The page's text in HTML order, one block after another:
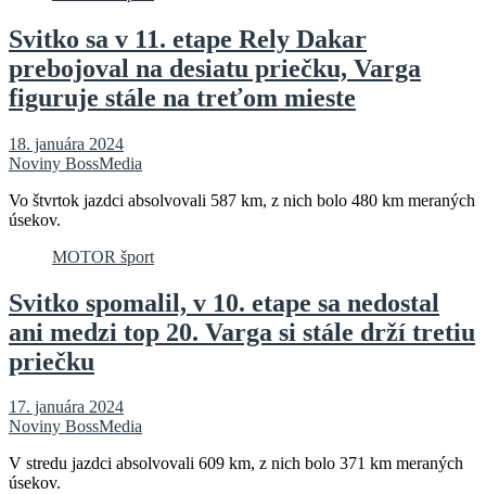
Svitko sa v 11. etape Rely Dakar
prebojoval na desiatu priečku, Varga
figuruje stále na treťom mieste
18. januára 2024
Noviny BossMedia
Vo štvrtok jazdci absolvovali 587 km, z nich bolo 480 km meraných
úsekov.
MOTOR šport
Svitko spomalil, v 10. etape sa nedostal
ani medzi top 20. Varga si stále drží tretiu
priečku
17. januára 2024
Noviny BossMedia
V stredu jazdci absolvovali 609 km, z nich bolo 371 km meraných
úsekov.